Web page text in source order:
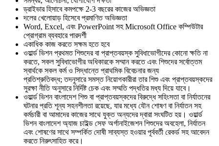
ড্রাইভার হিসাবে কমপক্ষে 2-3 বছরের কাজের অভিজ্ঞতা
দলের খেলোয়াড় হিসেবে প্রমাণিত অভিজ্ঞতা
Word, Excel, এবং PowerPoint সহ Microsoft Office কম্পিউটার
প্রোগ্রাম ব্যবহারে পারদর্শী
একাধিক কাজ করতে সক্ষম হতে হবে
ওয়ার্ল্ড ভিশন প্রথমত শিশুদের বা প্রাপ্তবয়স্ক সুবিধাভোগীদের কোনো ক্ষতি না
করতে, সকল সুবিধাভোগীর অধিকারকে সম্মান করতে এবং শিশুদের সর্বোত্তম
স্বার্থকে সকল কর্ম ও সিদ্ধান্তে প্রাথমিক বিবেচনার জন্য
প্রতিশ্রুতিবদ্ধ; তদনুসারে সমস্ত নিয়োগকারীরা তার শিশু এবং প্রাপ্তবয়স্কদের
সুরক্ষা নীতি অনুসারে নির্দিষ্ট চেক এবং সম্মতি পদ্ধতির মধ্য দিয়ে যাবে।
ওয়ার্ল্ড ভিশন বাংলাদেশ শিশু বা প্রাপ্তবয়স্কদের বিরুদ্ধে সহিংসতা বা নির্যাতনের
ঘটনার প্রতি শূন্য সহনশীলতা রয়েছে, যার মধ্যে যৌন শোষণ বা নির্যাতন সহ
কর্মচারী বা আমাদের কাজের সাথে যুক্ত অন্যদের দ্বারা সংঘটিত হয়। ওয়ার্ল্ড
ভিশন বাংলাদেশ অ্যাজ চাইল্ড সেফ অর্গানাইজেশন শিশুদের অবহেলা, নির্যাতন
এবং শোষণের সাথে সম্পর্কিত দোষী সাব্যস্ত হওয়ার পূর্ববর্তী রেকর্ড সহ আবেদন
করতে নিরুৎসাহিত করে।